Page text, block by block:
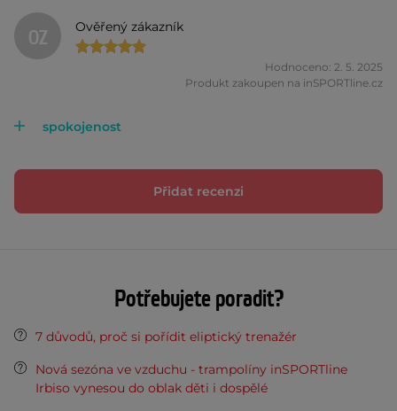
OZ Ověřený zákazník
Hodnoceno: 2. 5. 2025
Produkt zakoupen na inSPORTline.cz
spokojenost
Přidat recenzi
Potřebujete poradit?
7 důvodů, proč si pořídit eliptický trenažér
Nová sezóna ve vzduchu - trampolíny inSPORTline
Irbiso vynesou do oblak děti i dospělé